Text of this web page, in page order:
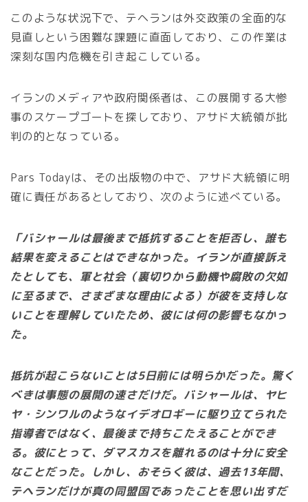
このような状況下で、テヘランは外交政策の全面的な
見直しという困難な課題に直面しており、この作業は
深刻な国内危機を引き起こしている。
イランのメディアや政府関係者は、この展開する大惨
事のスケープゴートを探しており、アサド大統領が批
判の的となっている。
Pars Todayは、その出版物の中で、アサド大統領に明
確に責任があるとしており、次のように述べている。
「バシャールは最後まで抵抗することを拒否し、誰も
結果を変えることはできなかった。イランが直接訴え
たとしても、軍と社会（裏切りから動機や腐敗の欠如
に至るまで、さまざまな理由による）が彼を支持しな
いことを理解していたため、彼には何の影響もなかっ
た。
抵抗が起こらないことは5日前には明らかだった。驚く
べきは事態の展開の速さだけだ。バシャールは、ヤヒ
ヤ・シンワルのようなイデオロギーに駆り立てられた
指導者ではなく、最後まで持ちこたえることができ
る。彼にとって、ダマスカスを離れるのは十分に安全
なことだった。しかし、おそらく彼は、過去13年間、
テヘランだけが真の同盟国であったことを思い出すだ